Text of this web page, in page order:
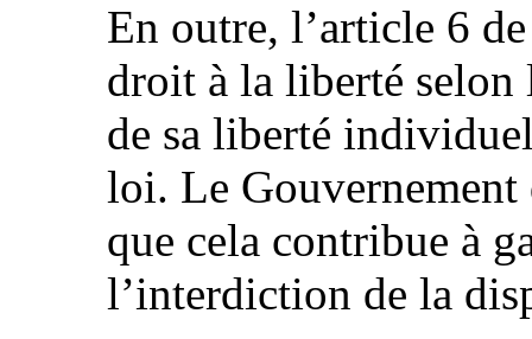
En outre, l’article 6
droit à la liberté selon
de sa liberté
loi. Le Gouvernement
que cela contribue à
l’interdiction de la